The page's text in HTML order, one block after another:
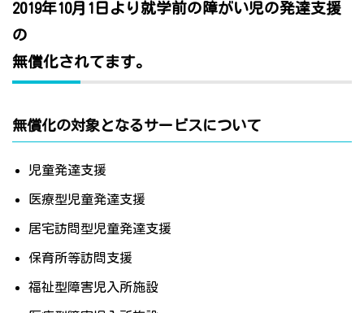
2019年10月1日より就学前の障がい児の発達支援
の
無償化されてます。
無償化の対象となるサービスについて
児童発達支援
医療型児童発達支援
居宅訪問型児童発達支援
保育所等訪問支援
福祉型障害児入所施設